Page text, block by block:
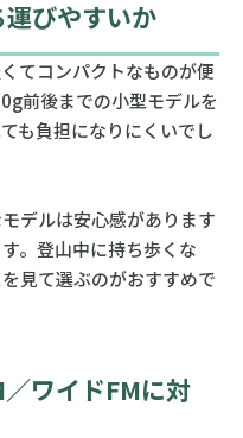
びやすいか
てコンパクトなものが便
前後までの小型モデルを
も負担になりにくいでし
デルは安心感があります
。登山中に持ち歩くな
見て選ぶのがおすすめで
ワイドFMに対